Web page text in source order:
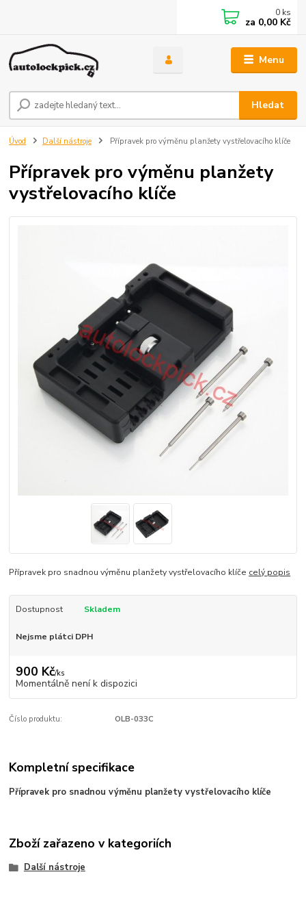
Menu
Hledat
0 ks
za 0,00 Kč
Úvod Další nástroje Přípravek pro výměnu planžety vystřelovacího klíče
Přípravek pro výměnu planžety
vystřelovacího klíče
Přípravek pro snadnou výměnu planžety vystřelovacího klíče celý popis
Dostupnost Skladem
Nejsme plátci DPH
900 Kč/ks
Momentálně není k dispozici
Číslo produktu: OLB-033C
Kompletní specifikace
Přípravek pro snadnou výměnu planžety vystřelovacího klíče
Zboží zařazeno v kategoriích
Další nástroje